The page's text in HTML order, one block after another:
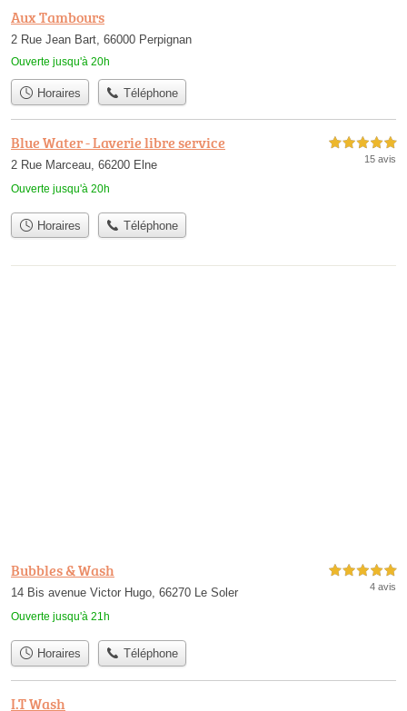
Aux Tambours
2 Rue Jean Bart, 66000 Perpignan
Ouverte jusqu'à 20h
Horaires Téléphone
Blue Water - Laverie libre service
2 Rue Marceau, 66200 Elne
Ouverte jusqu'à 20h
5,0 étoiles sur 5
15 avis
Horaires Téléphone
Bubbles & Wash
14 Bis avenue Victor Hugo, 66270 Le Soler
Ouverte jusqu'à 21h
5,0 étoiles sur 5
4 avis
Horaires Téléphone
I.T Wash